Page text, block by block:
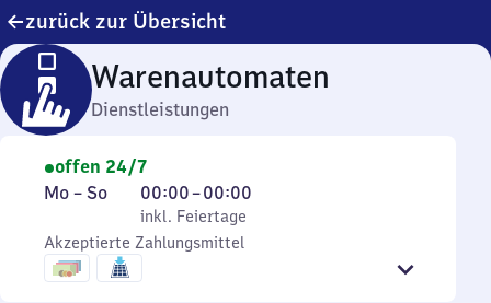
zurück zur Übersicht
Warenautomaten
Dienstleistungen
offen 24/7
Montag
Sonntag
Mo – So,
inkl. Feiertage
00:00–00:00
Von
0
Uhr
inkl. Feiertage
Akzeptierte Zahlungsmittel